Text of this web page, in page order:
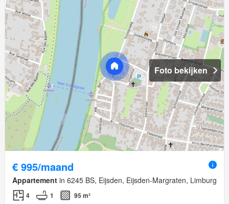
Foto bekijken
€ 995/maand
Appartement in 6245 BS, Eijsden, Eijsden-Margraten, Limburg
4 1
95 m²